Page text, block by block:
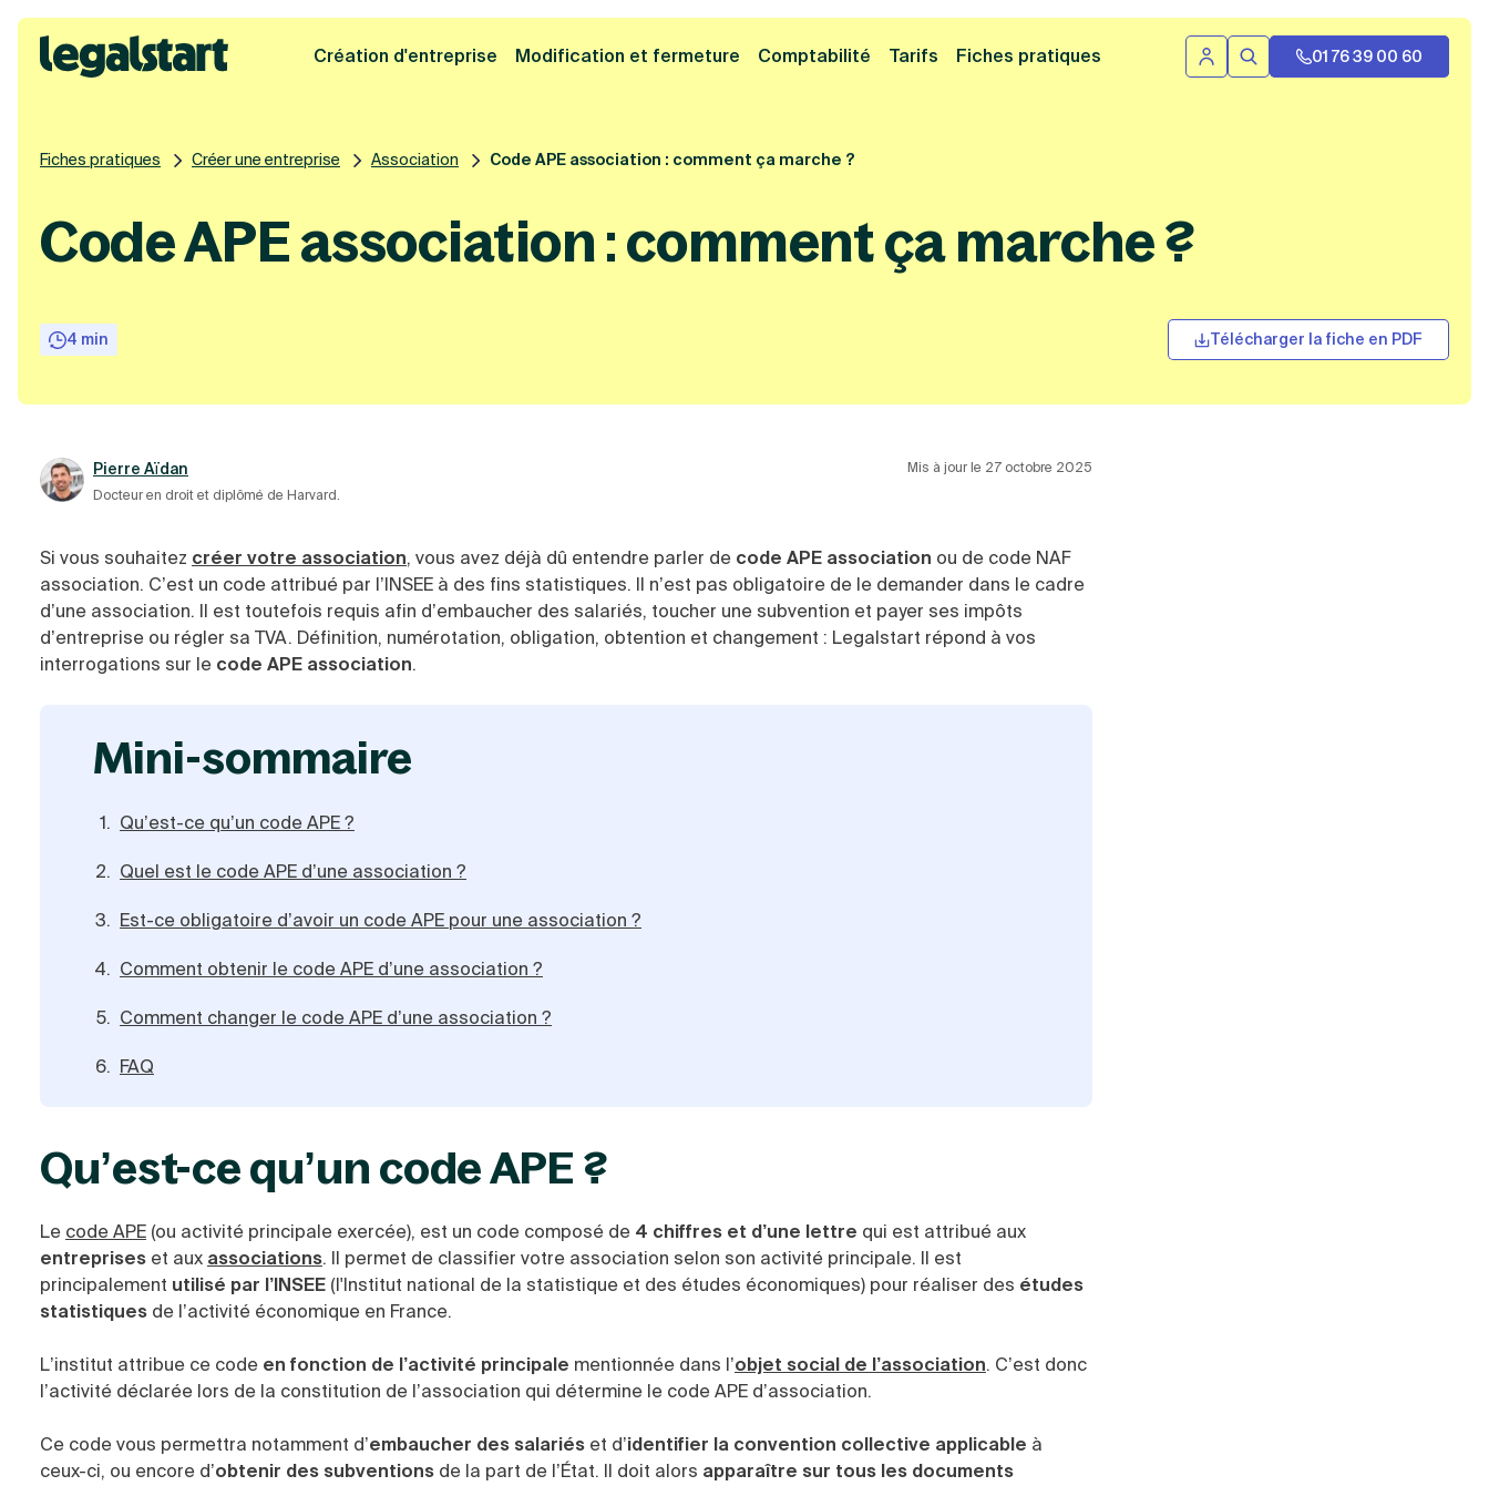
Cliquez ici pour reprendre votre démarche Fermer la bannière
Legalstart
Création d'entreprise Modification et fermeture Comptabilité Tarifs Fiches pratiques Se connecter
Rechercher01 76 39 00 60
Fiches pratiques Créer une entreprise Association Code APE association : comment ça marche ?
Code APE association : comment ça marche ?
4 min Télécharger la fiche en PDF
Pierre Aïdan
Docteur en droit et diplômé de Harvard.
Mis à jour le 27 octobre 2025
Si vous souhaitez créer votre association, vous avez déjà dû entendre parler de code APE association ou de code NAF
association. C’est un code attribué par l’INSEE à des fins statistiques. Il n’est pas obligatoire de le demander dans le cadre
d’une association. Il est toutefois requis afin d’embaucher des salariés, toucher une subvention et payer ses impôts
d’entreprise ou régler sa TVA. Définition, numérotation, obligation, obtention et changement : Legalstart répond à vos
interrogations sur le code APE association.
mini-sommaire
Qu’est-ce qu’un code APE ?
Quel est le code APE d’une association ?
Est-ce obligatoire d’avoir un code APE pour une association ?
Comment obtenir le code APE d’une association ?
Comment changer le code APE d’une association ?
FAQ
Qu’est-ce qu’un code APE ?
Le code APE (ou activité principale exercée), est un code composé de 4 chiffres et d’une lettre qui est attribué aux
entreprises et aux associations. Il permet de classifier votre association selon son activité principale. Il est
principalement utilisé par l’INSEE (l'Institut national de la statistique et des études économiques) pour réaliser des études
statistiques de l’activité économique en France.
L’institut attribue ce code en fonction de l’activité principale mentionnée dans l’objet social de l’association. C’est donc
l’activité déclarée lors de la constitution de l’association qui détermine le code APE d’association.
Ce code vous permettra notamment d’embaucher des salariés et d’identifier la convention collective applicable à
ceux-ci, ou encore d’obtenir des subventions de la part de l’État. Il doit alors apparaître sur tous les documents